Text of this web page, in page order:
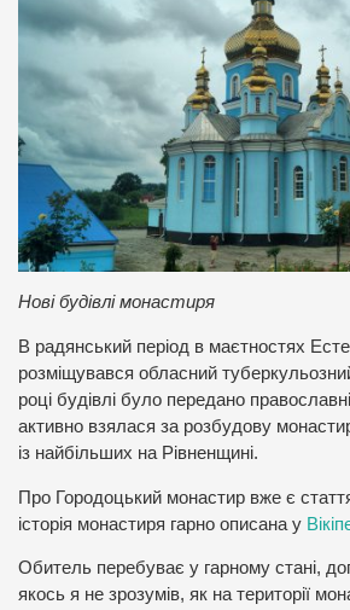
Нові будівлі монастиря
В радянський період в маєтностях
розміщувався обласний
році будівлі було передано
активно взялася за розбудову
із найбільших на Рівненщині.
Про Городоцький монастир вже є
історія монастиря гарно описана у
Обитель перебуває у гарному стані,
якось я не зрозумів, як на території